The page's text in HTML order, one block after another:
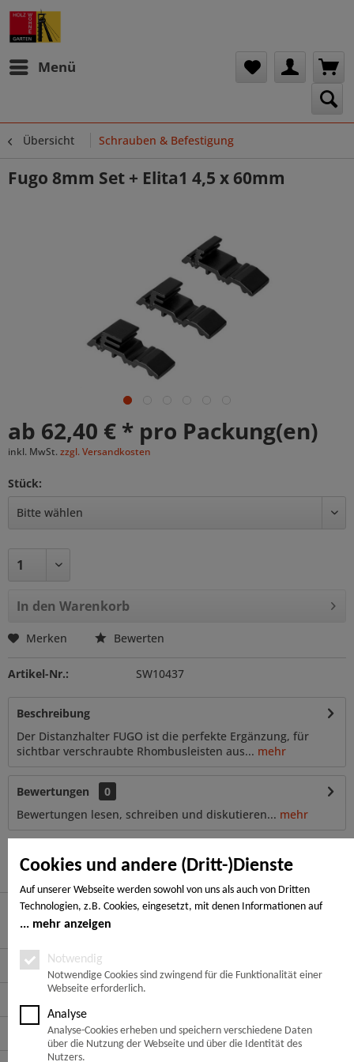
Cookies und andere (Dritt-)Dienste
Auf unserer Webseite werden sowohl von uns als auch von Dritten
Technologien, z.B. Cookies, eingesetzt, mit denen Informationen auf
Ihrem Endgerät gespeichert und/oder von Ihrem Endgerät abgerufen
Notwendige Cookies, Analyse-, Marketing- und Statistik-Cookies. Bei den
notwendigen Cookies handelt es sich um solche, die technisch notwendig
sind, um den von Ihnen gewünschten Dienst bereitzustellen, die übrigen
Cookies werden nur auf Grund einer von Ihnen erteilten Einwilligung
gesetzt. Die Einwilligung ist freiwillig. Personen, die das 16. Lebensjahr
noch nicht vollendet haben, benötigen die Zustimmung der
Sorgeberechtigten. Sie können Ihre Entscheidung jederzeit mit Wirkung
mehr anzeigen
Notwendig
Notwendige Cookies sind zwingend für die Funktionalität einer
Webseite erforderlich.
Analyse
Analyse-Cookies erheben und speichern verschiedene Daten
über die Nutzung der Webseite und über die Identität des
Nutzers.
Menü
Übersicht Schrauben & Befestigung
Fugo 8mm Set + Elita1 4,5 x 60mm
ab 62,40 € * pro Packung(en)
inkl. MwSt. zzgl. Versandkosten
Stück:
In den Warenkorb
Merken Bewerten
Artikel-Nr.: SW10437
Beschreibung
Der Distanzhalter FUGO ist die perfekte Ergänzung, für
sichtbar verschraubte Rhombusleisten aus... mehr
Bewertungen
0
Bewertungen lesen, schreiben und diskutieren... mehr
Ähnliche Artikel
Hier finden Sie uns
Service Hotline
Informationen